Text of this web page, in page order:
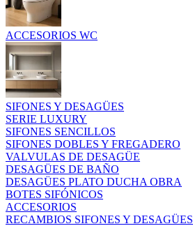
ACCESORIOS WC
SIFONES Y DESAGÜES
SERIE LUXURY
SIFONES SENCILLOS
SIFONES DOBLES Y FREGADERO
VALVULAS DE DESAGÜE
DESAGÜES DE BAÑO
DESAGÜES PLATO DUCHA OBRA
BOTES SIFÓNICOS
ACCESORIOS
RECAMBIOS SIFONES Y DESAGÜES